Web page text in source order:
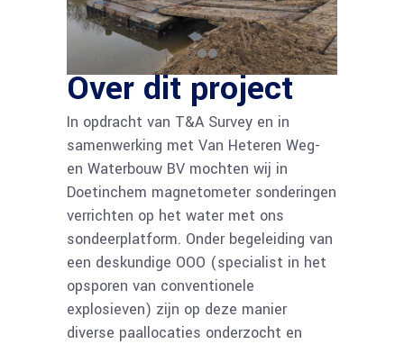
Over dit project
In opdracht van T&A Survey en in
samenwerking met Van Heteren Weg-
en Waterbouw BV mochten wij in
Doetinchem magnetometer sonderingen
verrichten op het water met ons
sondeerplatform. Onder begeleiding van
een deskundige OOO (specialist in het
opsporen van conventionele
explosieven) zijn op deze manier
diverse paallocaties onderzocht en